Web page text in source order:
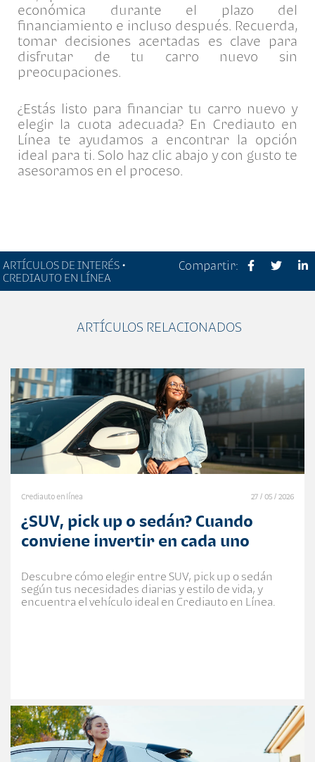
económica durante el plazo del
financiamiento e incluso después. Recuerda,
tomar decisiones acertadas es clave para
disfrutar de tu carro nuevo sin
preocupaciones.
¿Estás listo para financiar tu carro nuevo y
elegir la cuota adecuada? En Crediauto en
Línea te ayudamos a encontrar la opción
ideal para ti. Solo haz clic abajo y con gusto te
asesoramos en el proceso.
ARTÍCULOS DE INTERÉS •
CREDIAUTO EN LÍNEA
Compartir:
ARTÍCULOS RELACIONADOS
Crediauto en línea 27 / 05 / 2026
¿SUV, pick up o sedán? Cuando
conviene invertir en cada uno
Descubre cómo elegir entre SUV, pick up o sedán
según tus necesidades diarias y estilo de vida, y
encuentra el vehículo ideal en Crediauto en Línea.